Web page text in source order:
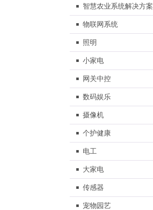
智慧农业系统解决方案
物联网系统
照明
小家电
网关中控
数码娱乐
摄像机
个护健康
电工
大家电
传感器
宠物园艺